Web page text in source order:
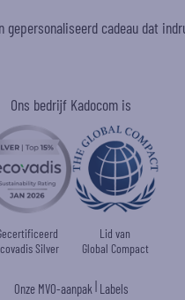
Ons bedrijf Kadocom is
Silver
Lid van
Global Compact
Onze MVO-aanpak | Labels
gepersonaliseerd cadeau dat